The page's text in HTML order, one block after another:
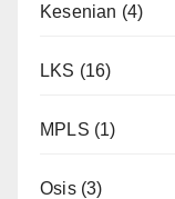
Kesenian (4)
LKS (16)
MPLS (1)
Osis(3)